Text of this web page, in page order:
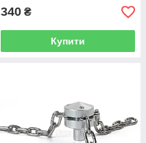
340 ₴
Купити